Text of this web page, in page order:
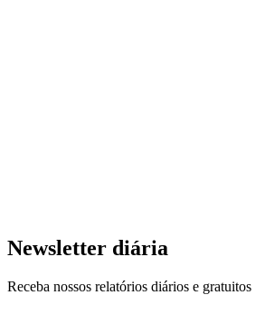
Newsletter diária
Receba nossos relatórios diários e gratuitos